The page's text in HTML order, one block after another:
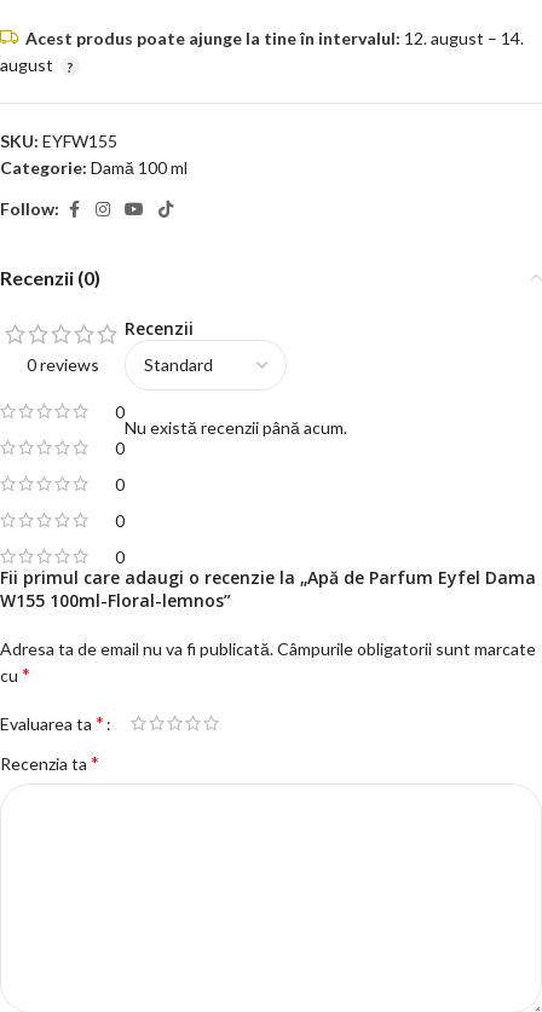
Acest produs poate ajunge la tine în intervalul: 12. august – 14.
august
SKU: EYFW155
Categorie: Damă 100 ml
Follow:
Recenzii (0)
0 reviews
0
0
0
0
0
Recenzii
Nu există recenzii până acum.
Fii primul care adaugi o recenzie la „Apă de Parfum Eyfel Dama
W155 100ml-Floral-lemnos”
Adresa ta de email nu va fi publicată.Câmpurile obligatorii sunt marcate
cu *
Evaluarea ta *
Recenzia ta *